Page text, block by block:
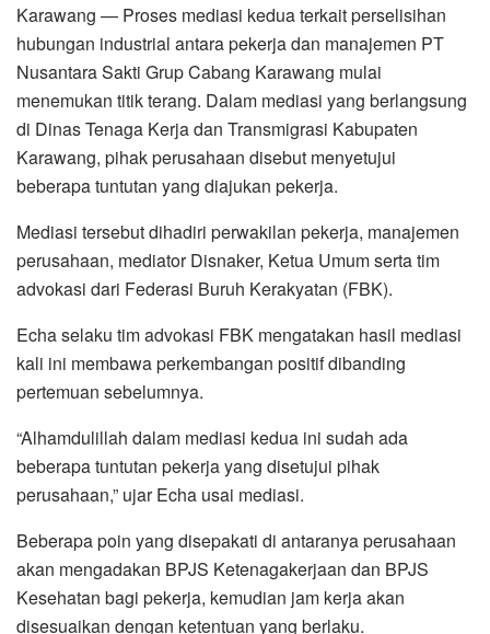
Karawang — Proses mediasi kedua terkait perselisihan
hubungan industrial antara pekerja dan manajemen PT
Nusantara Sakti Grup Cabang Karawang mulai
menemukan titik terang. Dalam mediasi yang berlangsung
di Dinas Tenaga Kerja dan Transmigrasi Kabupaten
Karawang, pihak perusahaan disebut menyetujui
beberapa tuntutan yang diajukan pekerja.
Mediasi tersebut dihadiri perwakilan pekerja, manajemen
perusahaan, mediator Disnaker, Ketua Umum serta tim
advokasi dari Federasi Buruh Kerakyatan (FBK).
Echa selaku tim advokasi FBK mengatakan hasil mediasi
kali ini membawa perkembangan positif dibanding
pertemuan sebelumnya.
“Alhamdulillah dalam mediasi kedua ini sudah ada
beberapa tuntutan pekerja yang disetujui pihak
perusahaan,” ujar Echa usai mediasi.
Beberapa poin yang disepakati di antaranya perusahaan
akan mengadakan BPJS Ketenagakerjaan dan BPJS
Kesehatan bagi pekerja, kemudian jam kerja akan
disesuaikan dengan ketentuan yang berlaku.